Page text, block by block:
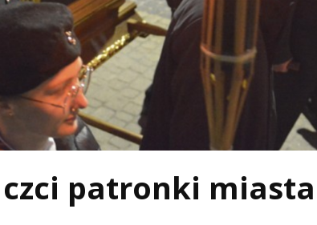
patronki miasta